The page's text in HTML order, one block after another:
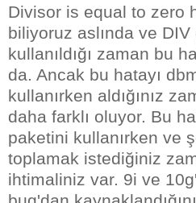
Divisor is equal to zero
biliyoruz aslında ve
kullanıldığı zaman bu
da. Ancak bu hatayı
kullanırken aldığınız
daha farklı oluyor. Bu
paketini kullanırken ve
toplamak istediğiniz
ihtimaliniz var. 9i ve